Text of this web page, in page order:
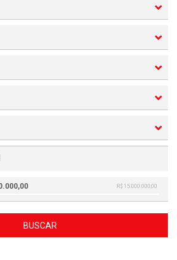
R$ 15.000.000,00
BUSCAR